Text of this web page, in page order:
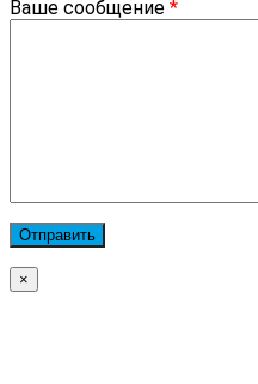
Ваше сообщение *
×